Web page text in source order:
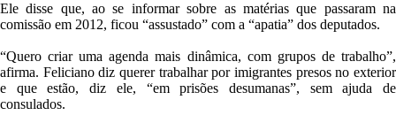
Ele disse que, ao se informar sobre as matérias que passaram na
comissão em 2012, ficou “assustado” com a “apatia” dos deputados.
“Quero criar uma agenda mais dinâmica, com grupos de trabalho”,
afirma. Feliciano diz querer trabalhar por imigrantes presos no exterior
e que estão, diz ele, “em prisões desumanas”, sem ajuda de
consulados.